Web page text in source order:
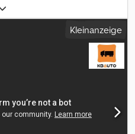
4 8x8 Mobilkran 5.161
Kontergewichte: , 1t, 2x
Bilder, 2x Klimaanlage, Anzahl
Tempomat,
Zentralschmierung,
3. A 9-22mm 4. A 7-12mm
ein Leasing- oder
Kleinanzeige